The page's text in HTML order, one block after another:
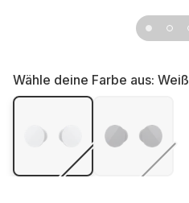
Wähle deine Farbe aus: Weiß